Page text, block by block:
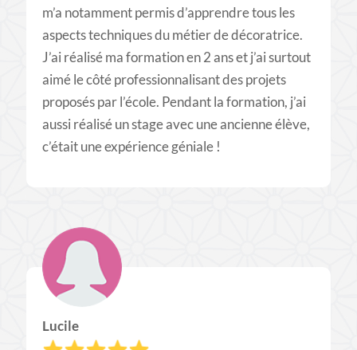
m’a notamment permis d’apprendre tous les
aspects techniques du métier de décoratrice.
J’ai réalisé ma formation en 2 ans et j’ai surtout
aimé le côté professionnalisant des projets
proposés par l’école. Pendant la formation, j’ai
aussi réalisé un stage avec une ancienne élève,
c’était une expérience géniale !
Lucile